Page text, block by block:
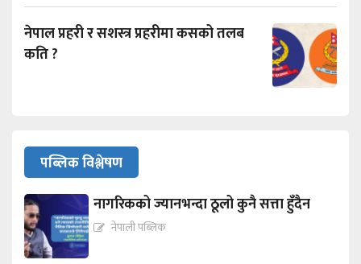
नेपाल प्रहरी र सशस्त्र प्रहरीमा कसको तलब
कति ?
पब्लिक विश्लेषण
नागरिकको ज्यानभन्दा ठूलो कुनै सत्ता हुँदैन
नेपाली पब्लिक